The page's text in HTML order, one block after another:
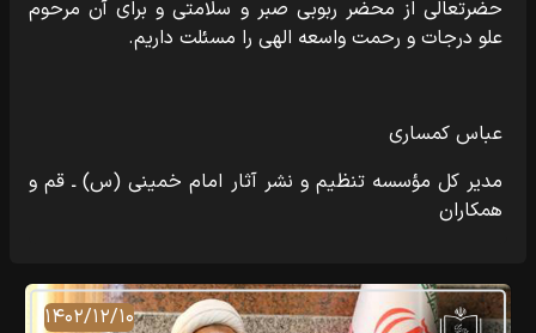
حضرتعالی از محضر ربوبی صبر و سلامتی و برای آن مرحوم
علو درجات و رحمت واسعه الهی را مسئلت داریم.
عباس کمساری
مدیر کل مؤسسه تنظیم و نشر آثار امام خمینی (س) ـ قم و
همکاران
۱۴۰۲/۱۲/۱۰